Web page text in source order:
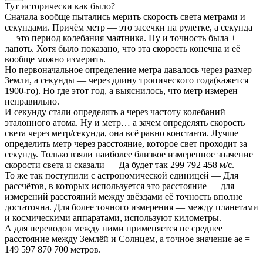
Тут исторически как было?
Сначала вообще пытались мерить скорость света метрами и
секундами. Причём метр — это засечки на рулетке, а секунда
— это период колебания маятника. Ну и точность была ±
лапоть. Хотя было показано, что эта скорость конечна и её
вообще можно измерить.
Но первоначальное определение метра давалось через размер
Земли, а секунды — через длину тропического года(кажется
1900-го). Но где этот год, а выяснилось, что метр измерен
неправильно.
И секунду стали определять а через частоту колебаний
эталонного атома. Ну и метр… а зачем определять скорость
света через метр/секунда, она всё равно константа. Лучше
определить метр через расстояние, которое свет проходит за
секунду. Только взяли наиболее близкое измеренное значение
скорости света и сказали — Да будет так 299 792 458 м/с.
То же так поступили с астрономической единицей — Для
рассчётов, в которых используется это расстояние — для
измерений расстояний между звёздами её точность вполне
достаточна. Для более точного измерения — между планетами
и космическими аппаратами, используют километры.
А для переводов между ними применяется не среднее
расстояние между Землёй и Солнцем, а точное значение ае =
149 597 870 700 метров.